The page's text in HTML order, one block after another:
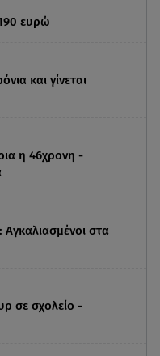
ευρώ
και γίνεται
η 46χρονη -
στα
σε σχολείο -